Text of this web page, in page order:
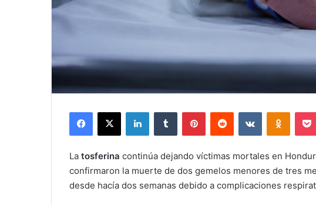
Facebook
X LinkedInTumblr PinterestReddit VKontakte
La tosferina continúa dejando víctimas mortales en
confirmaron la muerte de dos gemelos menores de tres
desde hacía dos semanas debido a complicaciones